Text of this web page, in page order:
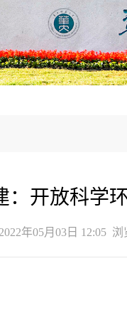
开放科学
年05月03日 12:05 浏